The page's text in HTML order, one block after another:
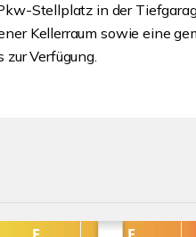
Stellplatz in der
Kellerraum sowie eine
Verfügung.